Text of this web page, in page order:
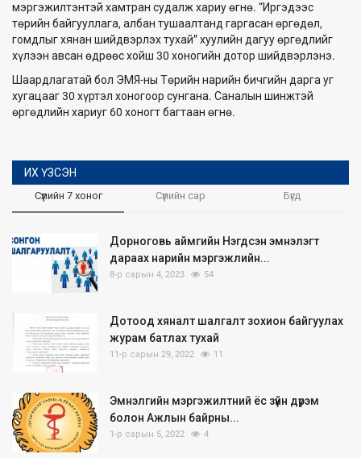
мэргэжилтэнтэй хамтран судалж хариу өгнө. “Иргэдээс
төрийн байгууллага, албан тушаалтанд гаргасан өргөдөл,
гомдлыг хянан шийдвэрлэх тухай” хуулийн дагуу өргөдлийг
хүлээн авсан өдрөөс хойш 30 хоногийн дотор шийдвэрлэнэ.
Шаардлагатай бол ЭМЯ-ны Төрийн нарийн бичгийн дарга уг
хугацааг 30 хүртэл хоногоор сунгана. Саналын шинжтэй
өргөдлийн хариуг 60 хоногт багтаан өгнө.
ИХ ҮЗСЭН
Сүүлийн 7 хоног Сүүлийн сар Бүгд
Дорноговь аймгийн Нэгдсэн эмнэлэгт
дараах нарийн мэргэжлийн...
8-р сарын 4, 2023 54
Дотоод хяналт шалгалт зохион байгуулах
журам батлах тухай
11-р сарын 29, 2022 11
Эмнэлгийн мэргэжилтний ёс зүйн дүрэм
болон Ажлын байрны...
1-р сарын 5, 2022 4